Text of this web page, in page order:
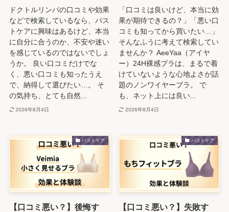
ドクトルリンパの口コミや効果
などで検索しているなら、バス
トケアに興味はあるけど、本当
に自分に合うのか、不安や迷い
を感じているのではないでしょ
うか。 良い口コミだけでな
く、悪い口コミも知ったうえ
で、納得して選びたい…。 そ
の気持ち、とても自然...
2026年8月4日
「口コミは良いけど、本当に効
果が期待できるの？」「悪い口
コミも知ってから買いたい…」
そんなふうに考えて検索してい
ませんか？ AeeYaa（アイヤ
ー）24H裸感ブラは、まるで着
けていないような心地よさが話
題のノンワイヤーブラ。 で
も、ネット上には良い...
2026年8月4日
バストケア
【口コミ悪い？】後悔す
バストケア
【口コミ悪い？】失敗す